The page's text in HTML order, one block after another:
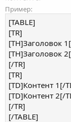
Пример:
[TABLE]
[TR]
[TH]Заголовок
[TH]Заголовок
[/TR]
[TR]
[TD]Контент 1[/
[TD]Контент 2[/
[/TR]
[/TABLE]